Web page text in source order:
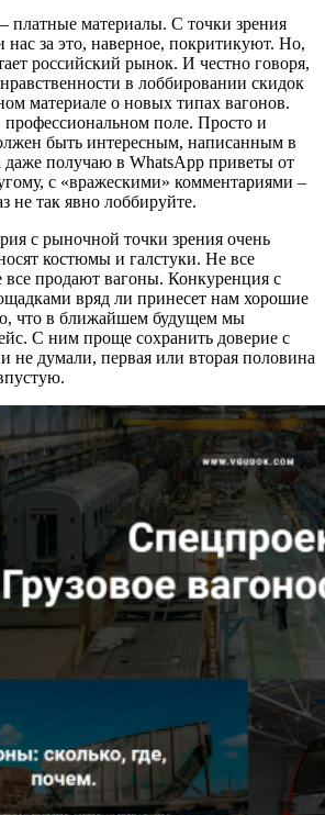
платные материалы. С точки зрения
нас за это, наверное, покритикуют. Но,
российский рынок. И честно говоря,
в лоббировании скидок
материале о новых типах вагонов.
поле. Просто и
быть интересным, написанным в
получаю в WhatsApp приветы от
с «вражескими» комментариями –
не так явно лоббируйте.
с рыночной точки зрения очень
костюмы и галстуки. Не все
продают вагоны. Конкуренция с
вряд ли принесет нам хорошие
что в ближайшем будущем мы
С ним проще сохранить доверие с
не думали, первая или вторая половина